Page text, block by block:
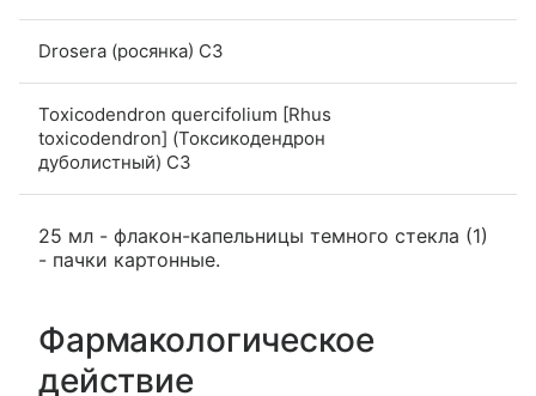
Drosera (росянка) C3
Toxicodendron quercifolium [Rhus
toxicodendron] (Токсикодендрон
дуболистный) С3
25 мл - флакон-капельницы темного стекла (1)
- пачки картонные.
Фармакологическое
действие